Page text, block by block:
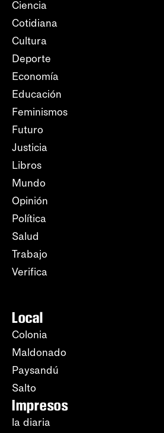
Ciencia
Cotidiana
Cultura
Deporte
Economía
Educación
Feminismos
Futuro
Justicia
Libros
Mundo
Opinión
Política
Salud
Trabajo
Verifica
Local
Colonia
Maldonado
Paysandú
Salto
Impresos
la diaria